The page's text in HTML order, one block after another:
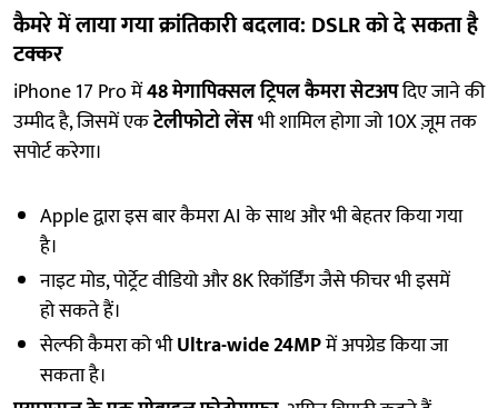
कैमरे में लाया गया क्रांतिकारी बदलाव: DSLR को दे सकता है
टक्कर
iPhone 17 Pro में48 मेगापिक्सल ट्रिपल कैमरा सेटअपदिए जाने की
उम्मीद है, जिसमें एकटेलीफोटो लेंसभी शामिल होगा जो 10X ज़ूम तक
सपोर्ट करेगा।
Apple द्वारा इस बार कैमरा AI के साथ और भी बेहतर किया गया
है।
नाइट मोड, पोर्ट्रेट वीडियो और 8K रिकॉर्डिंग जैसे फीचर भी इसमें
हो सकते हैं।
सेल्फी कैमरा को भीUltra-wide 24MPमें अपग्रेड किया जा
सकता है।